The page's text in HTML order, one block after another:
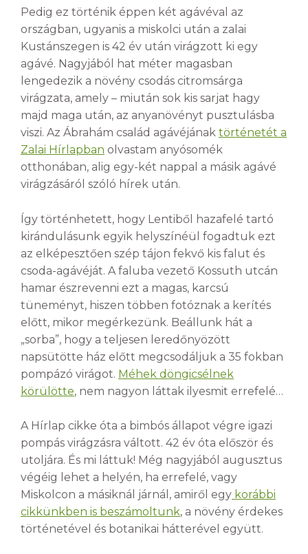
Pedig ez történik éppen két agávéval az
országban, ugyanis a miskolci után a zalai
Kustánszegen is 42 év után virágzott ki egy
agávé. Nagyjából hat méter magasban
lengedezik a növény csodás citromsárga
virágzata, amely – miután sok kis sarjat hagy
majd maga után, az anyanövényt pusztulásba
viszi. Az Ábrahám család agávéjának történetét a
Zalai Hírlapban olvastam anyósomék
otthonában, alig egy-két nappal a másik agávé
virágzásáról szóló hírek után.
Így történhetett, hogy Lentiből hazafelé tartó
kirándulásunk egyik helyszínéül fogadtuk ezt
az elképesztően szép tájon fekvő kis falut és
csoda-agávéját. A faluba vezető Kossuth utcán
hamar észrevenni ezt a magas, karcsú
tüneményt, hiszen többen fotóznak a kerítés
előtt, mikor megérkezünk. Beállunk hát a
„sorba”, hogy a teljesen leredőnyözött
napsütötte ház előtt megcsodáljuk a 35 fokban
pompázó virágot. Méhek döngicsélnek
körülötte, nem nagyon láttak ilyesmit errefelé…
A Hírlap cikke óta a bimbós állapot végre igazi
pompás virágzásra váltott. 42 év óta először és
utoljára. És mi láttuk! Még nagyjából augusztus
végéig lehet a helyén, ha errefelé, vagy
Miskolcon a másiknál járnál, amiről egy korábbi
cikkünkben is beszámoltunk, a növény érdekes
történetével és botanikai hátterével együtt.